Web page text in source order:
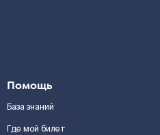
Помощь
База знаний
Где мой билет